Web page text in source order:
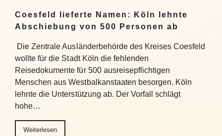
Coesfeld lieferte Namen: Köln lehnte
Abschiebung von 500 Personen ab
Die Zentrale Ausländerbehörde des Kreises Coesfeld
wollte für die Stadt Köln die fehlenden
Reisedokumente für 500 ausreisepflichtigen
Menschen aus Westbalkanstaaten besorgen. Köln
lehnte die Unterstützung ab. Der Vorfall schlägt
hohe…
Weiterlesen